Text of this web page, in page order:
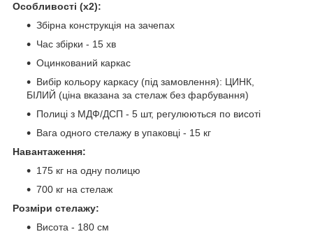
Особливості (х2):
Збірна конструкція на зачепах
Час збірки - 15 хв
Оцинкований каркас
Вибір кольору каркасу (під замовлення): ЦИНК,
БІЛИЙ (ціна вказана за стелаж без фарбування)
Полиці з МДФ/ДСП - 5 шт, регулюються по висоті
Вага одного стелажу в упаковці - 15 кг
Навантаження:
175 кг на одну полицю
700 кг на стелаж
Розміри стелажу:
Висота - 180 см